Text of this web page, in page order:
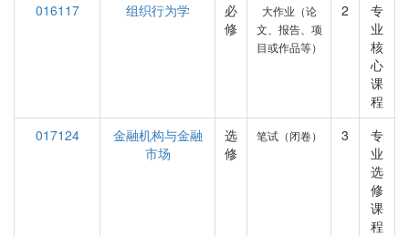
016117
组织行为学
必
修
大作业（论
文、报告、项
目或作品等）
2
专
业
核
心
课
程
017124
金融机构与金融
市场
选
修
笔试（闭卷） 3
专
业
选
修
课
程